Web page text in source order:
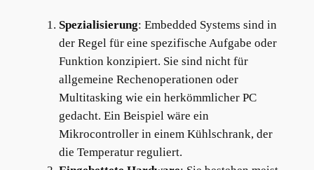
Spezialisierung: Embedded Systems sind in
der Regel für eine spezifische Aufgabe oder
Funktion konzipiert. Sie sind nicht für
allgemeine Rechenoperationen oder
Multitasking wie ein herkömmlicher PC
gedacht. Ein Beispiel wäre ein
Mikrocontroller in einem Kühlschrank, der
die Temperatur reguliert.